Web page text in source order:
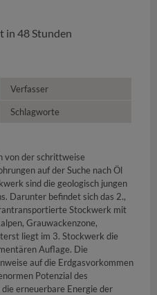
in 48 Stunden
Verfasser
Schlagworte
von der schrittweise
auf der Suche nach Öl
sind die geologisch jungen
Darunter befindet sich das 2.,
Stockwerk mit
Grauwackenzone,
liegt im 3. Stockwerk die
Auflage. Die
auf die Erdgasvorkommen
Potenzial des
erneuerbare Energie der